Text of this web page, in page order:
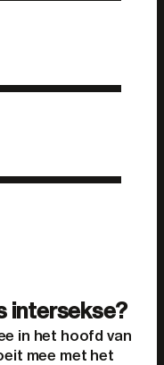
intersekse?
in het hoofd van
mee met het